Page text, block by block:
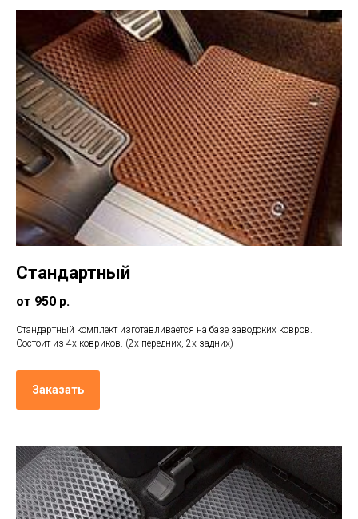
Стандартный
от 950 р.
Стандартный комплект изготавливается на базе заводских ковров.
Состоит из 4х ковриков. (2х передних, 2х задних)
Заказать